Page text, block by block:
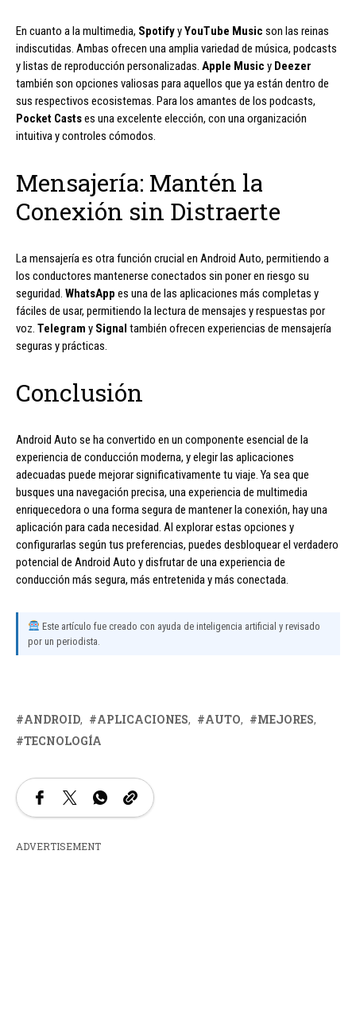
En cuanto a la multimedia, SpotifyyYouTube Music son las reinas
indiscutidas. Ambas ofrecen una amplia variedad de música, podcasts
y listas de reproducción personalizadas. Apple Music y Deezer
también son opciones valiosas para aquellos que ya están dentro de
sus respectivos ecosistemas. Para los amantes de los podcasts,
Pocket Castses una excelente elección, con una organización
intuitiva y controles cómodos.
Mensajería: Mantén la
Conexión sin Distraerte
La mensajería es otra función crucial en Android Auto, permitiendo a
los conductores mantenerse conectados sin poner en riesgo su
seguridad. WhatsApp es una de las aplicaciones más completas y
fáciles de usar, permitiendo la lectura de mensajes y respuestas por
voz. Telegram y Signal también ofrecen experiencias de mensajería
seguras y prácticas.
Conclusión
Android Auto se ha convertido en un componente esencial de la
experiencia de conducción moderna, y elegir las aplicaciones
adecuadas puede mejorar significativamente tu viaje. Ya sea que
busques una navegación precisa, una experiencia de multimedia
enriquecedora o una forma segura de mantener la conexión, hay una
aplicación para cada necesidad. Al explorar estas opciones y
configurarlas según tus preferencias, puedes desbloquear el verdadero
potencial de Android Auto y disfrutar de una experiencia de
conducción más segura, más entretenida y más conectada.
Este artículo fue creado con ayuda de inteligencia artificial y revisado
por un periodista.
ANDROID APLICACIONES AUTO
MEJORES
TECNOLOGÍA
ADVERTISEMENT